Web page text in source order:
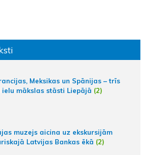
Meksikas un Spānijas – trīs
ielu mākslas stāsti Liepājā (2)
muzejs aicina uz ekskursijām
Latvijas Bankas ēkā (2)